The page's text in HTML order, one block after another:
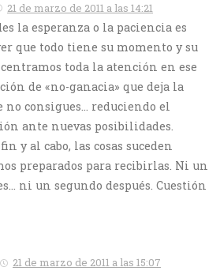
21 de marzo de 2011 a las 14:21
la esperanza o la paciencia es
que todo tiene su momento y su
toda la atención en ese
de «no-ganacia» que deja la
no consigues… reduciendo el
ante nuevas posibilidades.
y al cabo, las cosas suceden
preparados para recibirlas. Ni un
ni un segundo después. Cuestión
21 de marzo de 2011 a las 15:07